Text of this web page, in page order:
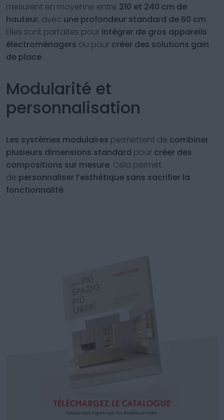
mesurent en moyenne entre 210 et 240 cm de
hauteur, avec une profondeur standard de 60 cm.
Elles sont parfaites pour intégrer de gros appareils
électroménagers ou pour créer des solutions gain
de place.
Modularité et
personnalisation
Les systèmes modulaires permettent de combiner
plusieurs dimensions standard pour créer des
compositions sur mesure. Cela permet
de personnaliser l’esthétique sans sacrifier la
fonctionnalité.